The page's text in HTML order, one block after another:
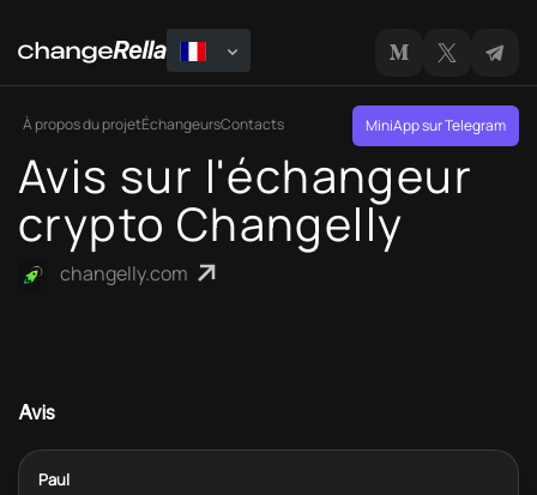
À propos du projetÉchangeursContacts MiniApp sur Telegram
Avis sur l'échangeur
crypto Changelly
changelly.com
Avis
Paul